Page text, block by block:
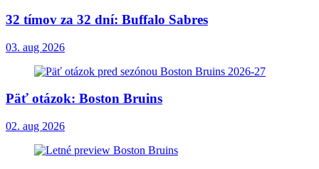
32 tímov za 32 dní: Buffalo Sabres
03. aug 2026
Päť otázok: Boston Bruins
02. aug 2026